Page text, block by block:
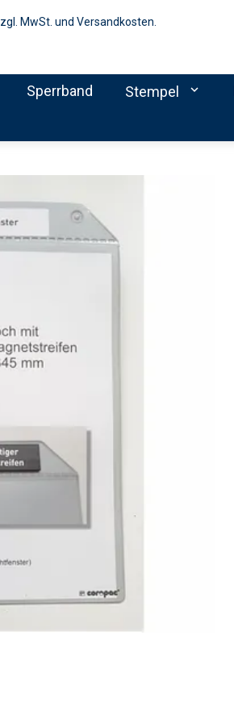
MwSt. und Versandkosten.
Sperrband Stempel expand_more